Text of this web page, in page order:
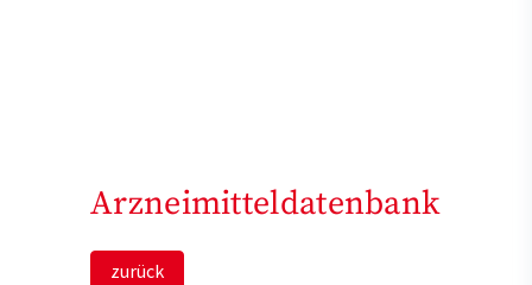
Arzneimitteldatenbank
zurück